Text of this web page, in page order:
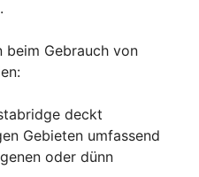
beim Gebrauch von
deckt
Gebieten umfassend
oder dünn